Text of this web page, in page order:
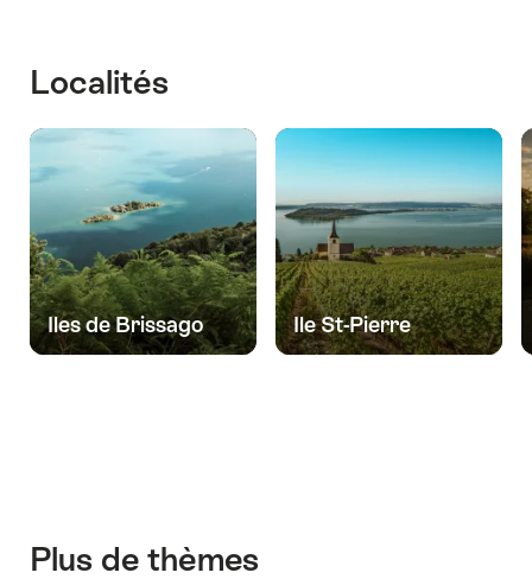
Localités
Iles de Brissago Ile St-Pierre
scenic
Mines
d'asphalte
Moulins
souterrains
du Col-des-
Roches
More scenic
nature
Arosio
Plus de thèmes